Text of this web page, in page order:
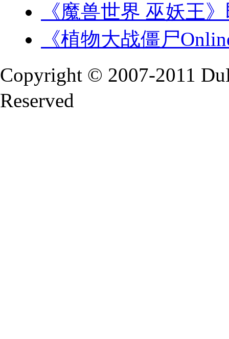
《魔兽世界 巫妖王
《植物大战僵尸
Copyright © 2007-2011
Reserved